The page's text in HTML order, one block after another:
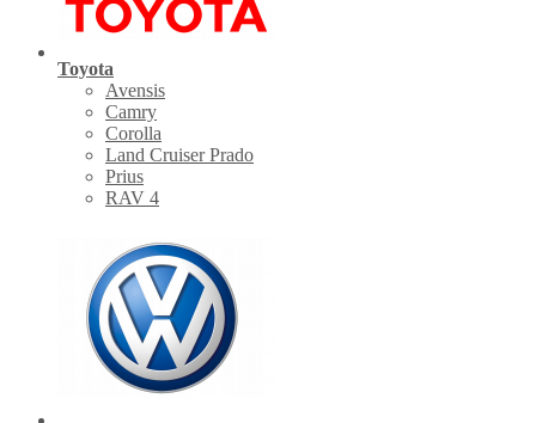
Toyota
Avensis
Camry
Corolla
Land Cruiser Prado
Prius
RAV 4